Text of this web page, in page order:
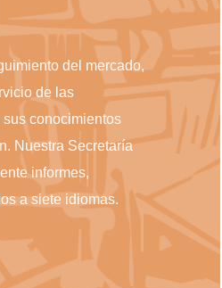
del mercado,
de las
conocimientos
Nuestra Secretaría
informes,
a siete idiomas.